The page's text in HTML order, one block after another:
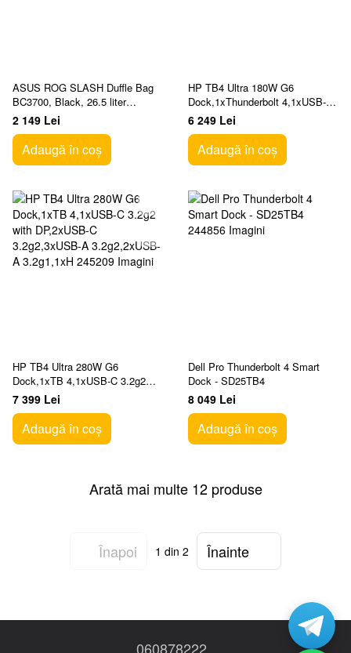
ASUS ROG SLASH Duffle Bag
BC3700, Black, 26.5 liter
capacity
2 149 Lei
Adaugă în coș
HP TB4 Ultra 180W G6
Dock,1xThunderbolt 4,1xUSB-C
3.2 g2 with DP, 2xUSB-C 3.2
g2,3xUSB-A 3.2 g2, 1xH
6 249 Lei
Adaugă în coș
HP TB4 Ultra 280W G6
Dock,1xTB 4,1xUSB-C 3.2g2
with DP,2xUSB-C 3.2g2,3xUSB-
A 3.2g2,2xUSB-A 3.2g1,1xH
7 399 Lei
Adaugă în coș
Dell Pro Thunderbolt 4 Smart
Dock - SD25TB4
8 049 Lei
Adaugă în coș
Arată mai multe 12 produse
Înapoi 1 din 2 Înainte
060878222